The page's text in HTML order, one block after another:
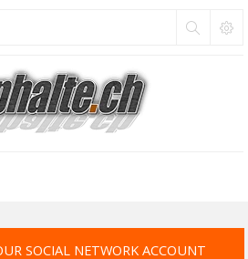
SOCIAL NETWORK ACCOUNT